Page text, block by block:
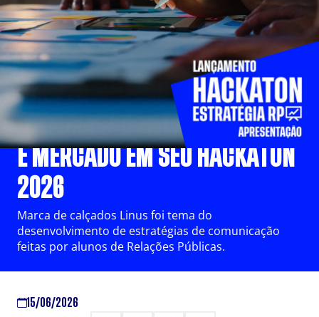
CÁSPER ESTIMULA
INTEGRAÇÃO ENTRE ACADEMIA
E MERCADO EM SEU HACKATON
2026
Marca de calçados Linus foi tema do
desenvolvimento de estratégias de comunicação
feitas por alunos de Relações Públicas.
15/06/2026